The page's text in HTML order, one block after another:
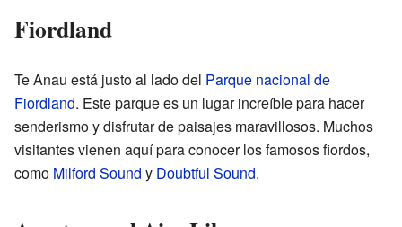
Fiordland
Te Anau está justo al lado del Parque nacional de
Fiordland. Este parque es un lugar increíble para hacer
senderismo y disfrutar de paisajes maravillosos. Muchos
visitantes vienen aquí para conocer los famosos fiordos,
como Milford Sound y Doubtful Sound.